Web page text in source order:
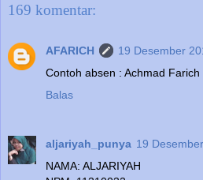
169 komentar:
AFARICH
19 Desember
Contoh absen : Achmad
Balas
aljariyah_punya 19
NAMA: ALJARIYAH